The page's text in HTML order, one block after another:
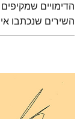
הדימויים
השירים שנכתבו